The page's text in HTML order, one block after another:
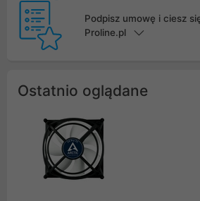
Podpisz umowę i ciesz
Proline.pl
Ostatnio oglądane